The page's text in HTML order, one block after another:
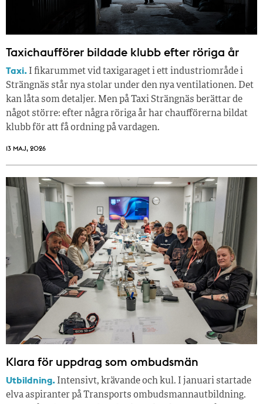
Taxichaufförer bildade klubb efter röriga år
Taxi. I fikarummet vid taxigaraget i ett industriområde i
Strängnäs står nya stolar under den nya ventilationen. Det
kan låta som detaljer. Men på Taxi Strängnäs berättar de
något större: efter några röriga år har chaufförerna bildat
klubb för att få ordning på vardagen.
13 MAJ, 2026
Klara för uppdrag som ombudsmän
Utbildning. Intensivt, krävande och kul. I januari startade
elva aspiranter på Transports ombudsmannautbildning.